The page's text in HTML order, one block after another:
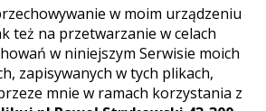
KUJAWSKO-
– ZOBACZ LISTĘ
Z INNYCH MIAST:
Bydgoszcz
Toruń
w moim urządzeniu
też na przetwarzanie w celach
w niniejszym Serwisie moich
zapisywanych w tych plikach,
mnie w ramach korzystania z